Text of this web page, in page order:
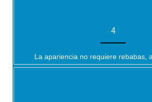
4
La apariencia no requiere rebabas,